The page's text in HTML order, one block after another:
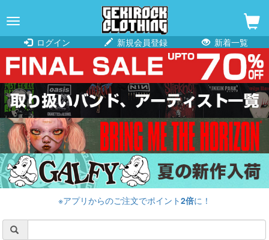
navigation
ログイン
新規会員登録 新着一覧
※アプリからのご注文でポイント2倍に！